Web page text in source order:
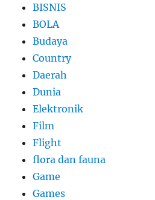
BISNIS
BOLA
Budaya
Country
Daerah
Dunia
Elektronik
Film
Flight
flora dan fauna
Game
Games